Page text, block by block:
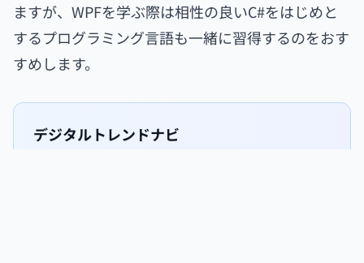
ますが、WPFを学ぶ際は相性の良いC#をはじめと
するプログラミング言語も一緒に習得するのをおす
すめします。
デジタルトレンドナビ